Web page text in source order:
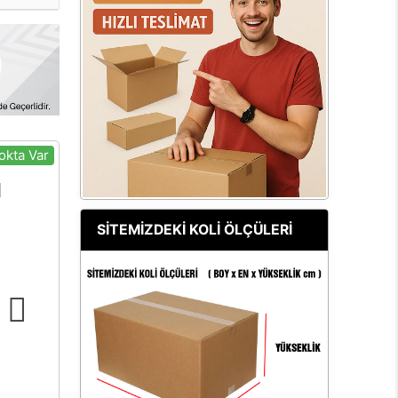
Var
SİTEMİZDEKİ KOLİ ÖLÇÜLERİ